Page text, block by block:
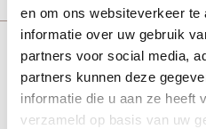
en om ons websiteverkeer
informatie over uw gebruik
partners voor social media,
partners kunnen deze
informatie die u aan ze heeft
verzameld op basis van uw
CanDo